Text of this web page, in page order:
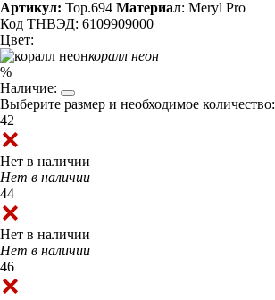
Артикул: Top.694 Материал: Meryl Pro
Код ТНВЭД: 6109909000
Цвет:
коралл неон
%
Наличие:
Выберите размер и необходимое количество:
42
Нет в наличии
Нет в наличии
44
Нет в наличии
Нет в наличии
46